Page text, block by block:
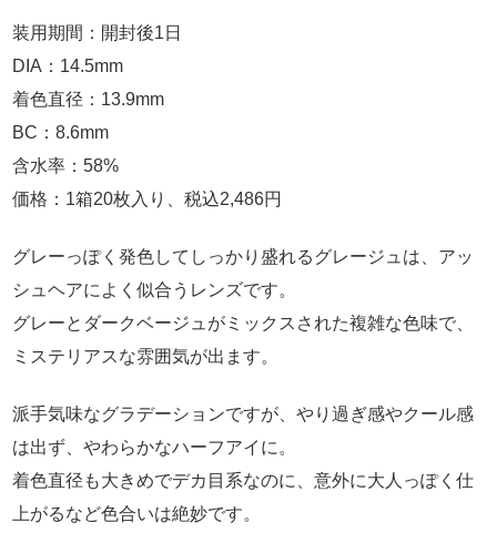
装用期間：開封後1日
DIA：14.5mm
着色直径：13.9mm
BC：8.6mm
含水率：58%
価格：1箱20枚入り、税込2,486円
グレーっぽく発色してしっかり盛れるグレージュは、アッ
シュヘアによく似合うレンズです。
グレーとダークベージュがミックスされた複雑な色味で、
ミステリアスな雰囲気が出ます。
派手気味なグラデーションですが、やり過ぎ感やクール感
は出ず、やわらかなハーフアイに。
着色直径も大きめでデカ目系なのに、意外に大人っぽく仕
上がるなど色合いは絶妙です。